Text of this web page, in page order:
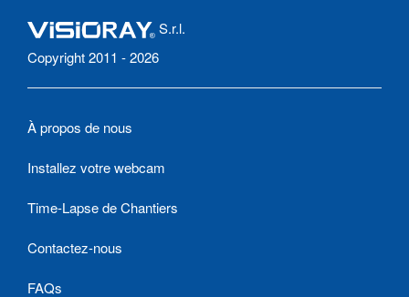
S.r.l.
Copyright 2011 - 2026
À propos de nous
Installez votre webcam
Time-Lapse de Chantiers
Contactez-nous
FAQs